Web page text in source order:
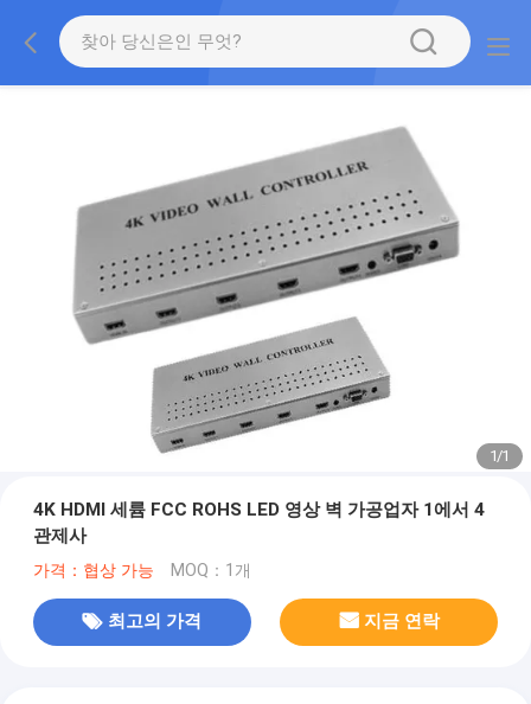
1/1
4K HDMI 세륨 FCC ROHS LED 영상 벽 가공업자 1에서 4
관제사
가격：협상 가능 MOQ：1개
최고의 가격 지금 연락